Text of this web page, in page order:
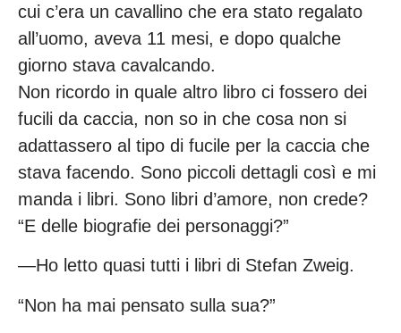
cui c’era un cavallino che era stato regalato
all’uomo, aveva 11 mesi, e dopo qualche
giorno stava cavalcando.
Non ricordo in quale altro libro ci fossero dei
fucili da caccia, non so in che cosa non si
adattassero al tipo di fucile per la caccia che
stava facendo. Sono piccoli dettagli così e mi
manda i libri. Sono libri d’amore, non crede?
“E delle biografie dei personaggi?”
—Ho letto quasi tutti i libri di Stefan Zweig.
“Non ha mai pensato sulla sua?”